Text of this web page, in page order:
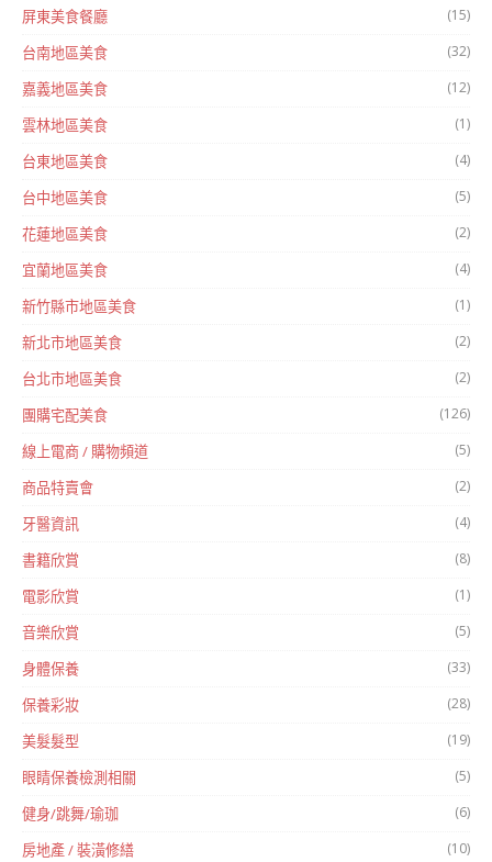
屏東美食餐廳 (15)
台南地區美食 (32)
嘉義地區美食 (12)
雲林地區美食 (1)
台東地區美食 (4)
台中地區美食 (5)
花蓮地區美食 (2)
宜蘭地區美食 (4)
新竹縣市地區美食 (1)
新北市地區美食 (2)
台北市地區美食 (2)
團購宅配美食 (126)
線上電商 / 購物頻道 (5)
商品特賣會 (2)
牙醫資訊 (4)
書籍欣賞 (8)
電影欣賞 (1)
音樂欣賞 (5)
身體保養 (33)
保養彩妝 (28)
美髮髮型 (19)
眼睛保養檢測相關 (5)
健身/跳舞/瑜珈 (6)
房地產 / 裝潢修繕 (10)